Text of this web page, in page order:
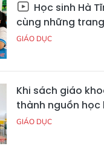
Học sinh Hà
cùng những
GIÁO DỤC
Khi sách giáo
thành nguồn học
GIÁO DỤC